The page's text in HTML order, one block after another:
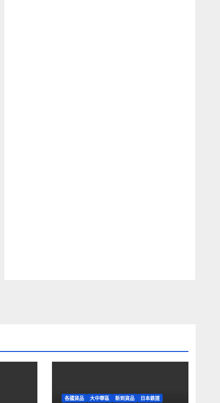
各國貨品 大中華區 新到貨品 日本鉄道